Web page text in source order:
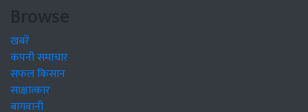
Browse
खबरें
कंपनी समाचार
सफल किसान
साक्षात्कार
बागवानी